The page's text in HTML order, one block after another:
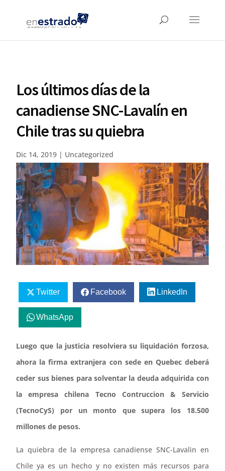
Los últimos días de la
canadiense SNC-Lavalín en
Chile tras su quiebra
Dic 14, 2019 | Uncategorized
Twitter Facebook LinkedIn
WhatsApp
Luego que la justicia resolviera su liquidación forzosa,
ahora la firma extranjera con sede en Quebec deberá
ceder sus bienes para solventar la deuda adquirida con
la empresa chilena Tecno Contruccion & Servicio
(TecnoCyS) por un monto que supera los 18.500
millones de pesos.
La quiebra de la empresa canadiense SNC-Lavalin en
Chile ya es un hecho y no existen más recursos para